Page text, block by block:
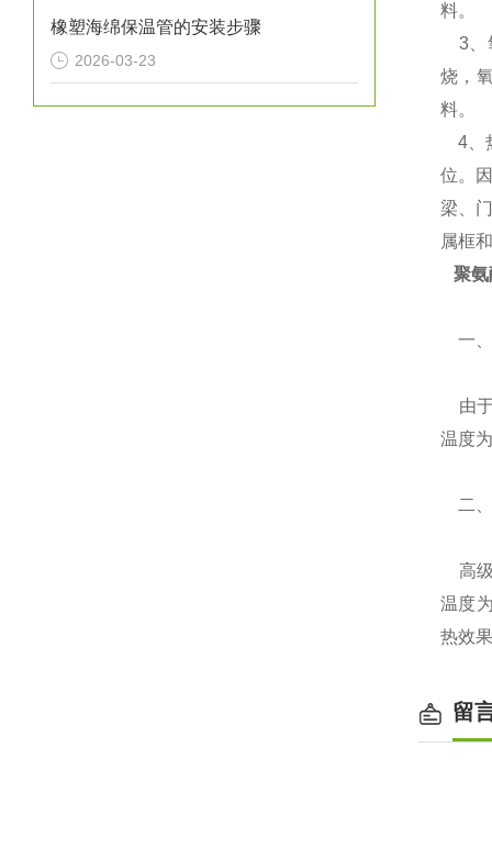
橡塑海绵保温管的安装步骤
2026-03-23
料。
3、
烧，
料。
4、
位。
梁、
属框
聚氨
一、
由
温度
二、
高级
温度
热效
留